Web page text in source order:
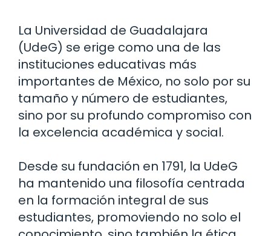
La Universidad de Guadalajara
(UdeG) se erige como una de las
instituciones educativas más
importantes de México, no solo por su
tamaño y número de estudiantes,
sino por su profundo compromiso con
la excelencia académica y social.
Desde su fundación en 1791, la UdeG
ha mantenido una filosofía centrada
en la formación integral de sus
estudiantes, promoviendo no solo el